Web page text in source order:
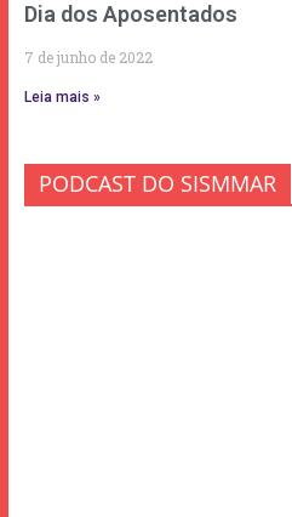
Dia dos Aposentados
7 de junho de 2022
Leia mais »
PODCAST DO SISMMAR